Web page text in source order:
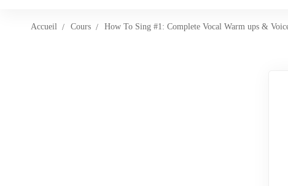
Accueil Cours How To Sing #1: Complete Vocal Warm ups &